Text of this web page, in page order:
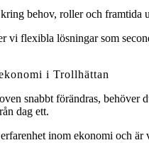
behov, roller och framtida
vi flexibla lösningar som
i Trollhättan
snabbt förändras,
dag ett.
inom ekonomi och